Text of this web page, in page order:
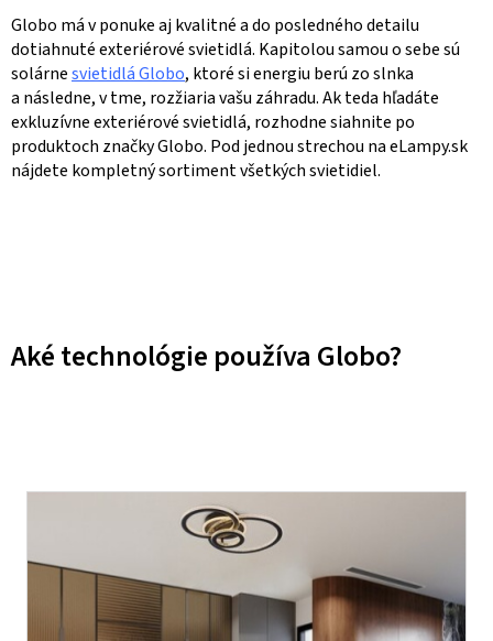
Globo má v ponuke aj kvalitné a do posledného detailu
dotiahnuté exteriérové svietidlá. Kapitolou samou o sebe sú
solárnesvietidlá Globo, ktoré si energiu berú zo slnka
a následne, v tme, rozžiaria vašu záhradu. Ak teda hľadáte
exkluzívne exteriérové svietidlá, rozhodne siahnite po
produktoch značky Globo. Pod jednou strechou na eLampy.sk
nájdete kompletný sortiment všetkých svietidiel.
Aké technológie používa Globo?